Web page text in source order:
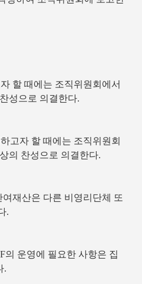
할 때에는 조직위원회에서
성으로 의결한다.
고자 할 때에는 조직위원회
의 찬성으로 의결한다.
재산은 다른 비영리단체 또
.
의 운영에 필요한 사항은 집
.